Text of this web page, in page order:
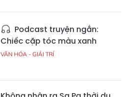
Podcast truyện ngắn:
Chiếc cặp tóc màu xanh
VĂN HÓA - GIẢI TRÍ